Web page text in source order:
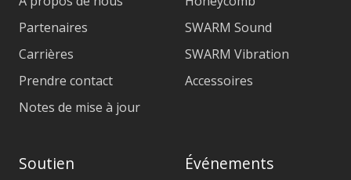
Partenaires
Carrières
Prendre contact
Notes de mise à jour
SWARM Sound
SWARM Vibration
Accessoires
Soutien Événements